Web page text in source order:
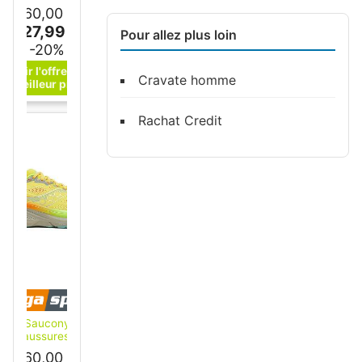
running pour
hommes Guide 19
jaune 48
160,00 €
127,99 €
-20%
Saucony
Chaussures de
running pour
160,00 €
Pour allez plus loin
Cravate homme
Rachat Credit